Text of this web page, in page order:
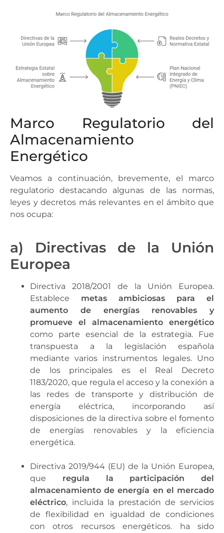
Marco Regulatorio del
Almacenamiento
Energético
Veamos a continuación, brevemente, el marco
regulatorio destacando algunas de las normas,
leyes y decretos más relevantes en el ámbito que
nos ocupa:
a) Directivas de la Unión
Europea
Directiva 2018/2001 de la Unión Europea.
Establece metas ambiciosas para el
aumento de energías renovables y
promueve el almacenamiento energético
como parte esencial de la estrategia. Fue
transpuesta a la legislación española
mediante varios instrumentos legales. Uno
de los principales es el Real Decreto
1183/2020, que regula el acceso y la conexión a
las redes de transporte y distribución de
energía eléctrica, incorporando así
disposiciones de la directiva sobre el fomento
de energías renovables y la eficiencia
energética.
Directiva 2019/944 (EU) de la Unión Europea,
que regula la participación del
almacenamiento de energía en el mercado
eléctrico, incluida la prestación de servicios
de flexibilidad en igualdad de condiciones
con otros recursos energéticos. ha sido